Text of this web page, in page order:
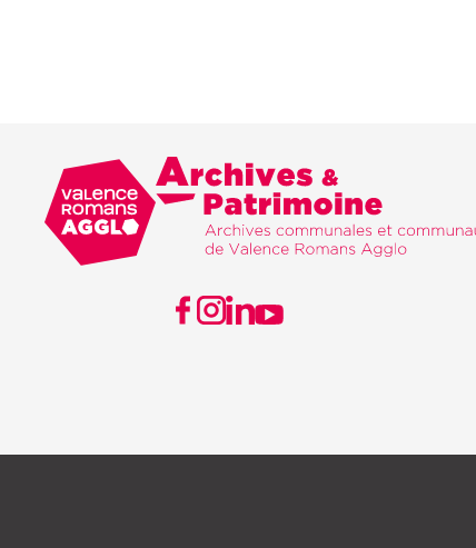
Valence Romans agglo Archives &
VISITER NOTRE PAGE FACEBOOK
VISITER NOTRE PAGE INSTAGRAM
VISITER NOTRE PAGE LINKEDIN
VISITER NOTRE PAGE YOUTUBE